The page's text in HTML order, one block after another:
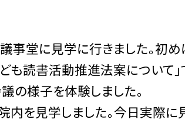
堂に見学に行きました。初め
も読書活動推進法案について」
議の様子を体験しました。
内を見学しました。今日実際に